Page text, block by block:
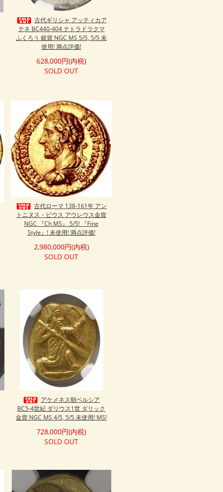
古代ギリシャ アッティカア
テネ BC440-404 テトラドラクマ
ふくろう 銀貨 NGC MS 5/5, 5/5 未
使用! 満点評価!
628,000円(内税)
SOLD OUT
古代ローマ 138-161年 アン
トニヌス・ピウス アウレウス金貨
NGC 『Ch MS』 5/5! 『Fine
Style』! 未使用! 満点評価!
2,980,000円(内税)
SOLD OUT
アケメネス朝ペルシア
BC5-4世紀 ダリウス1世 ダリック
金貨 NGC MS 4/5, 5/5 未使用! MS!
728,000円(内税)
SOLD OUT